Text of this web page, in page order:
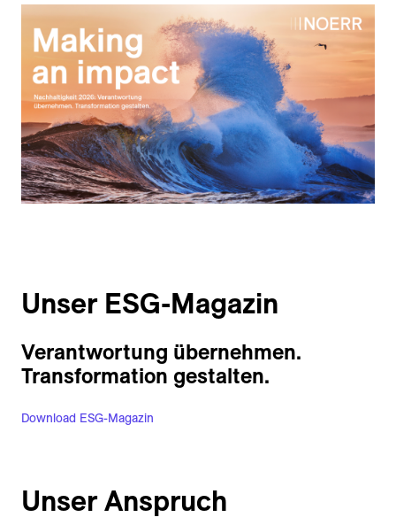
Unser ESG-Magazin
Verantwortung übernehmen.
Transformation gestalten.
Download ESG-Magazin
Unser Anspruch